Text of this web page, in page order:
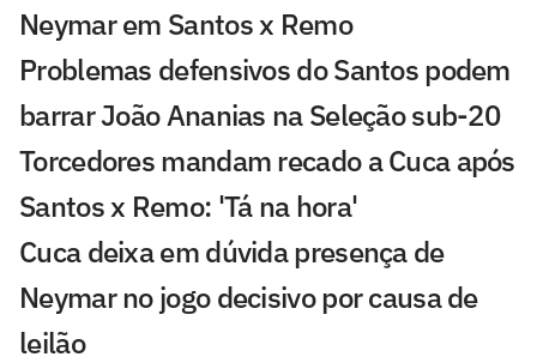
Neymar em Santos x Remo
Problemas defensivos do Santos podem
barrar João Ananias na Seleção sub-20
Torcedores mandam recado a Cuca após
Santos x Remo: 'Tá na hora'
Cuca deixa em dúvida presença de
Neymar no jogo decisivo por causa de
leilão